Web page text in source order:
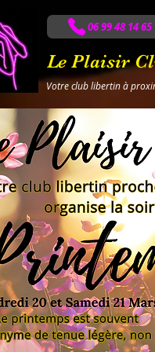
Le Plaisir
Votre club libertin à
06 99 48 14 65